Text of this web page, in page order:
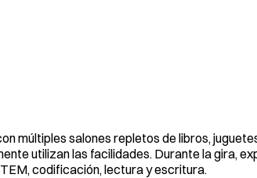
múltiples salones repletos de libros,
utilizan las facilidades. Durante la gira,
codificación, lectura y escritura.